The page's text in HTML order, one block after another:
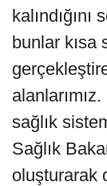
bunlar kısa
sağlık
Sağlık
oluşturarak